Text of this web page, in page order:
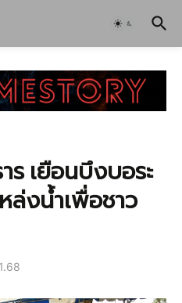
เยือนบึงบอระ
งน้ำเพื่อชาว